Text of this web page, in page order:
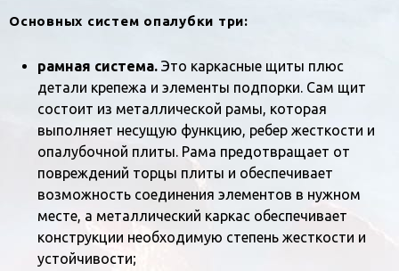
Основных систем опалубки три:
рамная система. Это каркасные щиты плюс
детали крепежа и элементы подпорки. Сам щит
состоит из металлической рамы, которая
выполняет несущую функцию, ребер жесткости и
опалубочной плиты. Рама предотвращает от
повреждений торцы плиты и обеспечивает
возможность соединения элементов в нужном
месте, а металлический каркас обеспечивает
конструкции необходимую степень жесткости и
устойчивости;